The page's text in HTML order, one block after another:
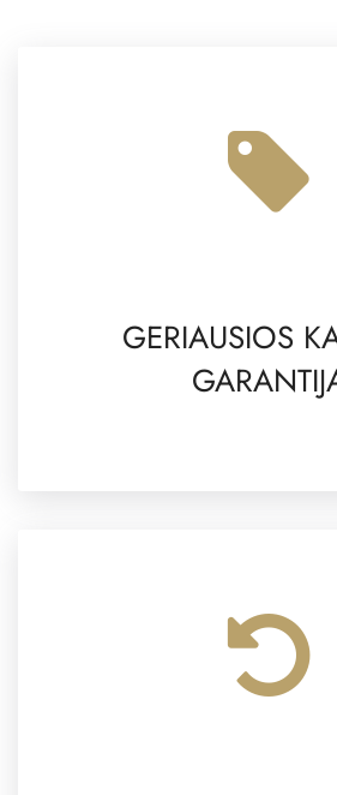
GERIAUSIOS